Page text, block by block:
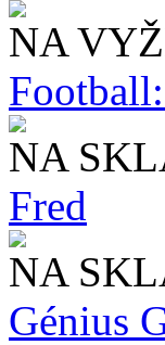
NA
NA
Fred
NA
Génius